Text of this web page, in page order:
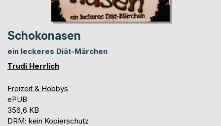
Schokonasen
ein leckeres Diät-Märchen
Trudi Herrlich
Freizeit & Hobbys
ePUB
356,6 KB
DRM: kein Kopierschutz